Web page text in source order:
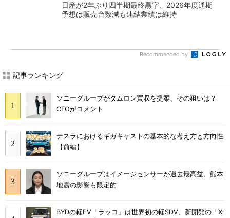
日産が2年ぶり四半期最終黒字、2026年度通期
予想は販売台数減も連結業績は維持
Recommended by
記事ランキング
ソニーグループがタムロン買収を提案、その狙いは？
CFOがコメント
テスラにおけるギガキャストの基本的な考え方と方向性
【前編】
ソニーグループはイメージセンサーが過去最高益、熊本
地震の影響も限定的
BYDの軽EV「ラッコ」は世界初の軽SDV、新開発の「X-